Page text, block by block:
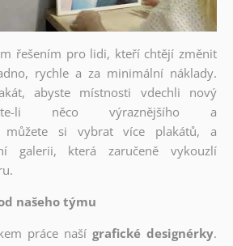
řešením pro lidi, kteří chtějí změnit
rychle a za minimální náklady.
abyste místnosti vdechli nový
li něco výraznějšího a
můžete si vybrat více plakátů, a
galerii, která zaručeně vykouzlí
našeho týmu
práce naší grafické designérky.